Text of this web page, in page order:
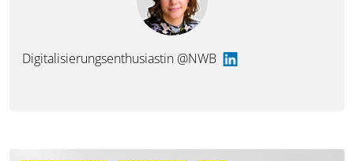
Digitalisierungsenthusiastin @NWB